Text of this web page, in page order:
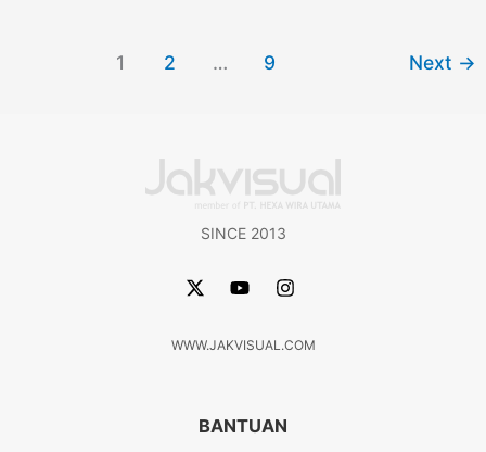
1 2 … 9 Next →
SINCE 2013
WWW.JAKVISUAL.COM
BANTUAN